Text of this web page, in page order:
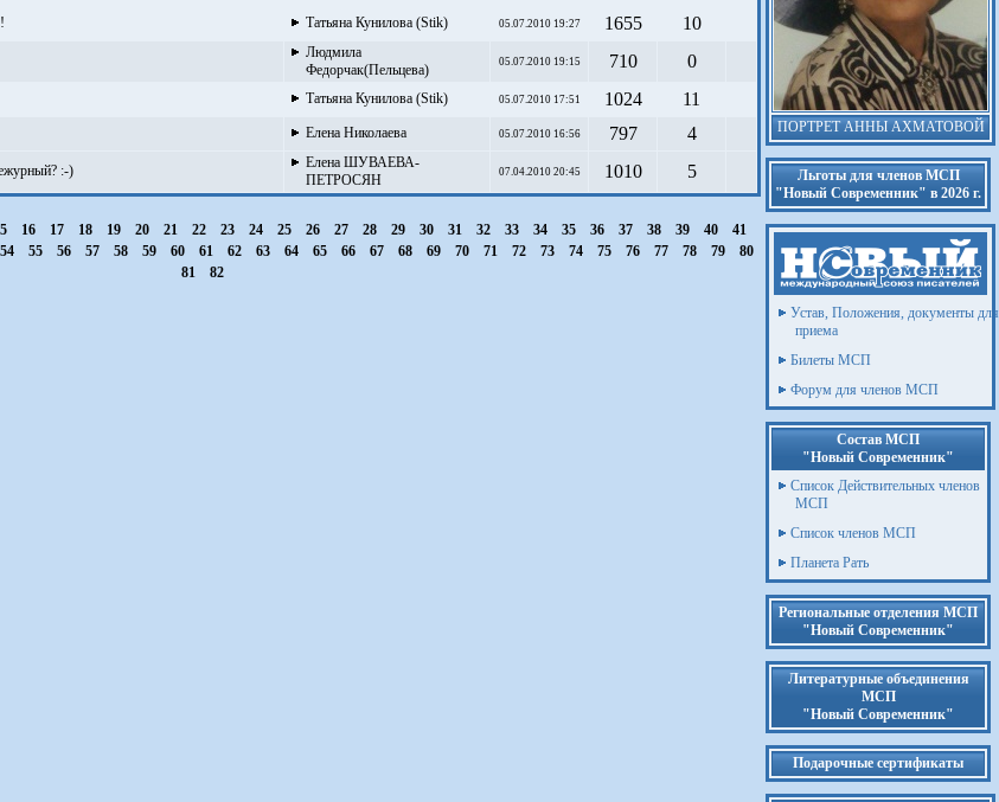
Татьяна Кунилова (Stik) 05.07.2010 19:27 1655 10
Людмила
Федорчак(Пельцева)
05.07.2010 19:15 710 0
Татьяна Кунилова (Stik) 05.07.2010 17:51 1024 11
Елена Николаева 05.07.2010 16:56 797 4
:-)
Елена ШУВАЕВА-
ПЕТРОСЯН
07.04.2010 20:45 1010 5
16 17 18 19 20 21 22 23 24 25 26 27 28 29 30 31 32 33 34 35 36 37 38 39 40
41
54 55 56 57 58 59 60 61 62 63 64 65 66 67 68 69 70 71 72 73 74 75 76 77 78 79
80
81
82
ПОРТРЕТ АННЫ АХМАТОВОЙ
Льготы для членов МСП
"Новый Современник" в 2026 г.
Устав, Положения, документы для
приема
Билеты МСП
Форум для членов МСП
Состав МСП
"Новый Современник"
Список Действительных членов
МСП
Список членов МСП
Планета Рать
Региональные отделения МСП
"Новый Современник"
Литературные объединения
МСП
"Новый Современник"
Подарочные сертификаты